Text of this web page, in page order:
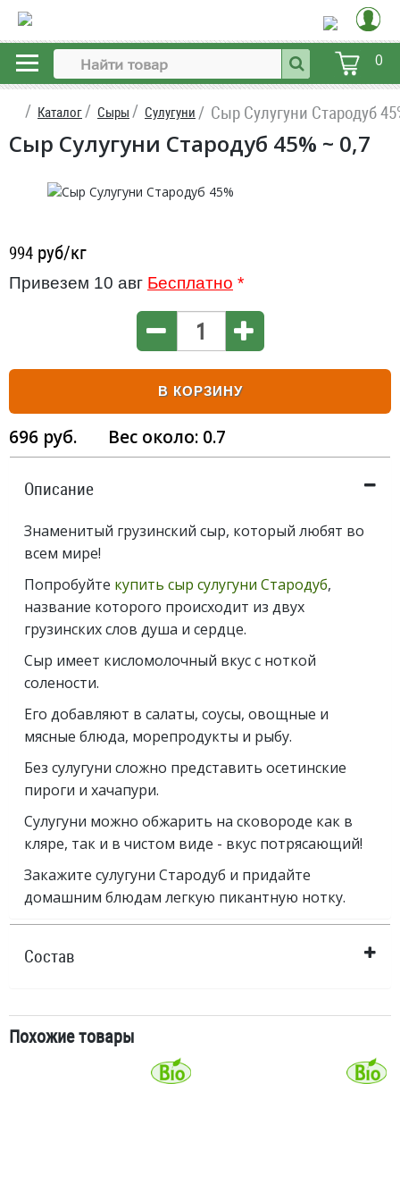
0
Каталог Сыры Сулугуни Сыр Сулугуни Стародуб
Сыр Сулугуни Стародуб 45% ~ 0,7
994 руб/кг
Привезем 10 авг Бесплатно *
В КОРЗИНУ
696 руб. Вес около: 0.7
Описание
Знаменитый грузинский сыр, который любят во
всем мире!
Попробуйте купить сыр сулугуни Стародуб,
название которого происходит из двух
грузинских слов душа и сердце.
Сыр имеет кисломолочный вкус с ноткой
солености.
Его добавляют в салаты, соусы, овощные и
мясные блюда, морепродукты и рыбу.
Без сулугуни сложно представить осетинские
пироги и хачапури.
Сулугуни можно обжарить на сковороде как в
кляре, так и в чистом виде - вкус потрясающий!
Закажите сулугуни Стародуб и придайте
домашним блюдам легкую пикантную нотку.
Состав
Похожие товары